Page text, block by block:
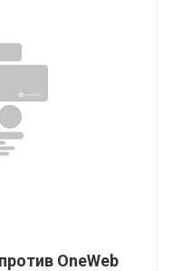
OneWeb